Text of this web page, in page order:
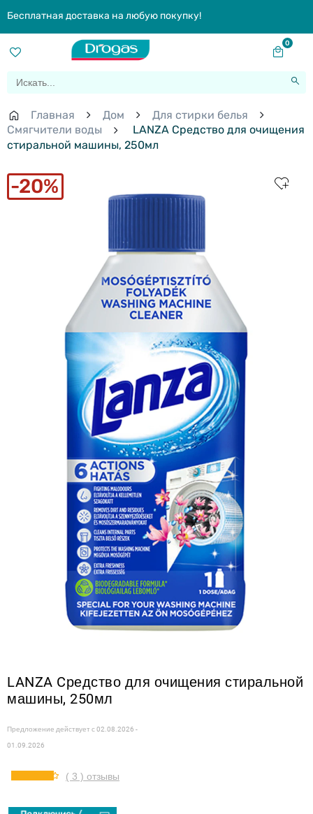
Бесплатная доставка на любую покупку!
0
Главная Дом
Для стирки белья
Смягчители воды
LANZA Cредство для очищения
стиральной машины, 250мл
20%
LANZA Cредство для очищения стиральной
машины, 250мл
Предложение действует с02.08.2026 -
01.09.2026
( 3 ) отзывы